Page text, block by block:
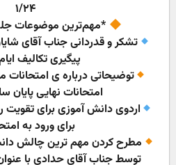
۱/۲۴
*مهم‌ترین موضوعات
تشکر و قدردانی جناب آقای
پیگیری تکالیف
توضیحاتی درباره ی امتحانات
امتحانات نهایی
اردوی دانش آموزی برای تقویت
برای ورود به
مطرح کردن مهم ترین چالش
توسط جناب آقای حدادی با